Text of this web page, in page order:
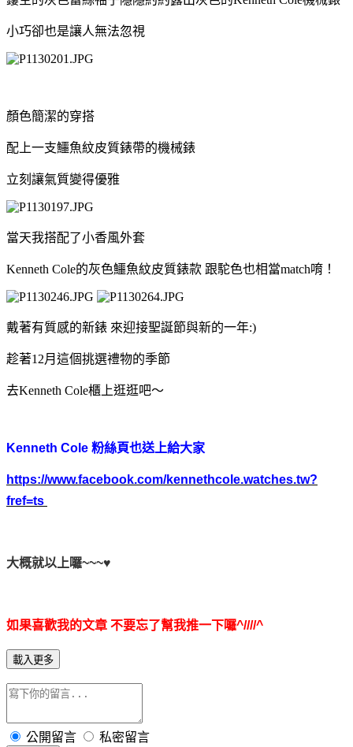
小巧卻也是讓人無法忽視
顏色簡潔的穿搭
配上一支鱷魚紋皮質錶帶的機械錶
立刻讓氣質變得優雅
當天我搭配了小香風外套
Kenneth Cole的灰色鱷魚紋皮質錶款 跟駝色也相當match唷！
戴著有質感的新錶 來迎接聖誕節與新的一年:)
趁著12月這個挑選禮物的季節
去Kenneth Cole櫃上逛逛吧～
Kenneth Cole 粉絲頁也送上給大家
https://www.facebook.com/kennethcole.watches.tw?
fref=ts
大概就以上囉~~~♥
如果喜歡我的文章 不要忘了幫我推一下囉^////^
載入更多
公開留言 私密留言